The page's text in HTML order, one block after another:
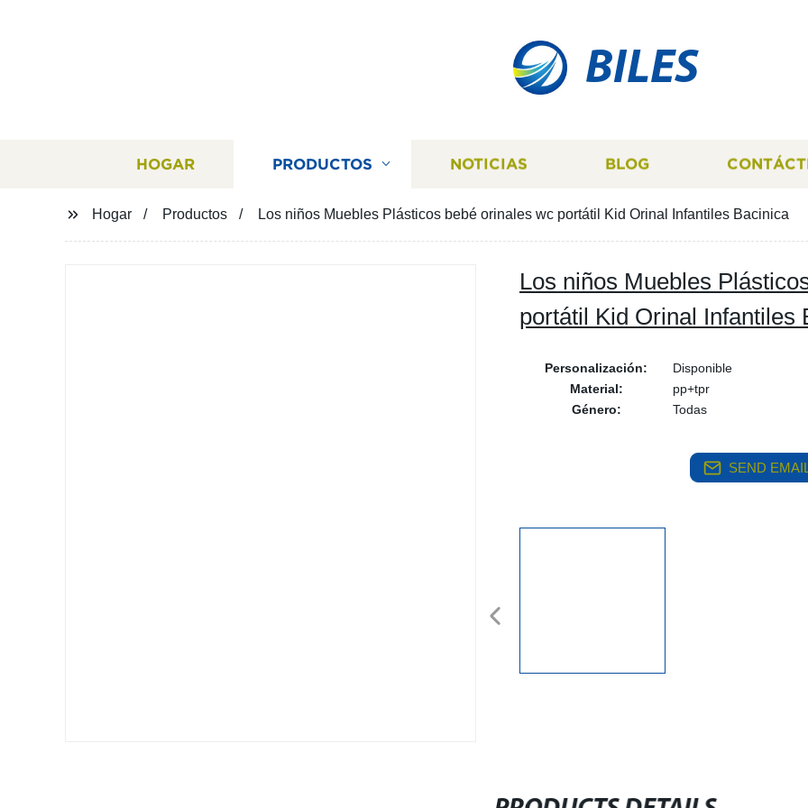
BILES
HOGAR PRODUCTOS NOTICIAS BLOG
Hogar Productos Los niños Muebles Plásticos bebé orinales wc portátil Kid Orinal Infantiles Bacinica
Los niños Muebles
portátil Kid Orinal Infantiles
Personalización:
Disponible
Material:
pp+tpr
Género:
Todas
SEND